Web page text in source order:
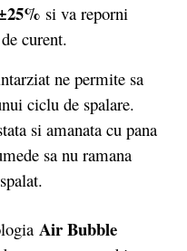
si va reporni
curent.
ne permite sa
ciclu de spalare.
si amanata cu pana
sa nu ramana
Air Bubble